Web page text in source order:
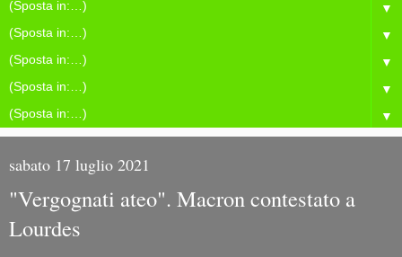
▼
▼
▼
▼
▼
sabato 17 luglio 2021
"Vergognati ateo". Macron contestato a
Lourdes